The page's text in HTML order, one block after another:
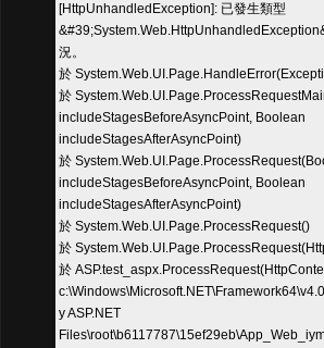
[HttpUnhandledException]: 已發生類型
況。
於
於
includeStagesBeforeAsyncPoint, Boolean
includeStagesAfterAsyncPoint)
於
includeStagesBeforeAsyncPoint, Boolean
includeStagesAfterAsyncPoint)
於 System.Web.UI.Page.ProcessRequest()
於
於
y ASP.NET